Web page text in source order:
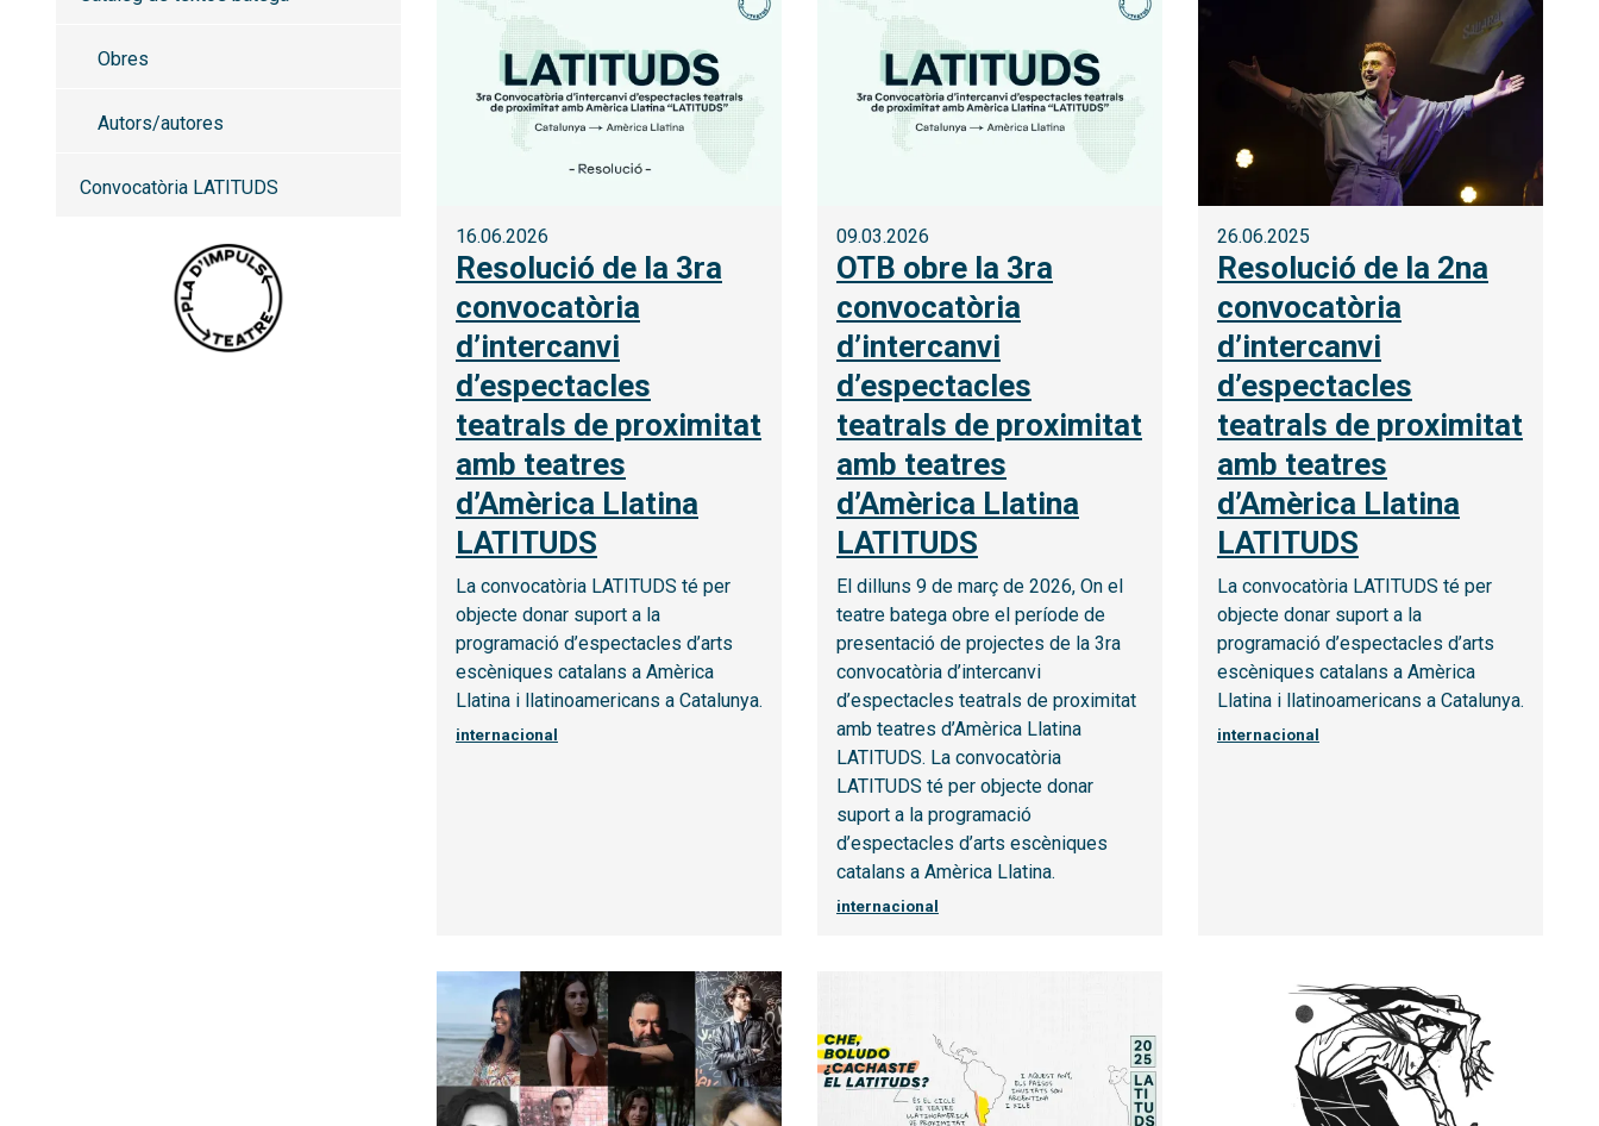
16.06.2026
Resolució de la 3ra
convocatòria
d’intercanvi
d’espectacles
teatrals de proximitat
amb teatres
d’Amèrica Llatina
LATITUDS
La convocatòria LATITUDS té per
objecte donar suport a la
programació d’espectacles d’arts
escèniques catalans a Amèrica
Llatina i llatinoamericans a Catalunya.
internacional
09.03.2026
OTB obre la 3ra
convocatòria
d’intercanvi
d’espectacles
teatrals de proximitat
amb teatres
d’Amèrica Llatina
LATITUDS
El dilluns 9 de març de 2026, On el
teatre batega obre el període de
presentació de projectes de la 3ra
convocatòria d’intercanvi
d’espectacles teatrals de proximitat
amb teatres d’Amèrica Llatina
LATITUDS. La convocatòria
LATITUDS té per objecte donar
suport a la programació
d’espectacles d’arts escèniques
catalans a Amèrica Llatina.
internacional
26.06.2025
Resolució de la 2na
convocatòria
d’intercanvi
d’espectacles
teatrals de proximitat
amb teatres
d’Amèrica Llatina
LATITUDS
La convocatòria LATITUDS té per
objecte donar suport a la
programació d’espectacles d’arts
escèniques catalans a Amèrica
Llatina i llatinoamericans a Catalunya.
internacional
Obres
Autors/autores
Convocatòria LATITUDS